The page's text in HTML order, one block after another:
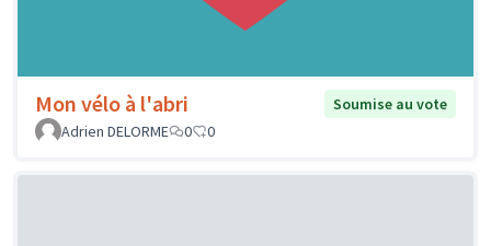
Mon vélo à l'abri
Soumise au vote
Adrien DELORME
0 0